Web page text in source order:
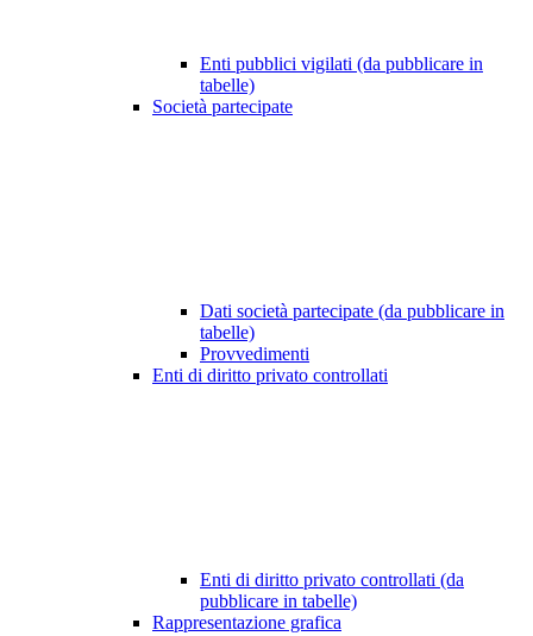
Enti pubblici vigilati (da pubblicare in
tabelle)
Società partecipate
Dati società partecipate (da pubblicare in
tabelle)
Provvedimenti
Enti di diritto privato controllati
Enti di diritto privato controllati (da
pubblicare in tabelle)
Rappresentazione grafica